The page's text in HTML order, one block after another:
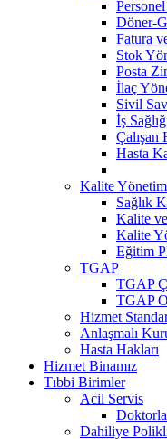
Döner-
Fatura
Stok
Posta
İlaç
Sivil
İş
Çalışan
Hasta
Kalite
Sağlık
Kalite
Kalite
Eğitim
TGAP
TGAP
TGAP
Hizmet
Anlaşmalı
Hasta Hakları
Hizmet Binamız
Tıbbi Birimler
Acil Servis
Dahiliye